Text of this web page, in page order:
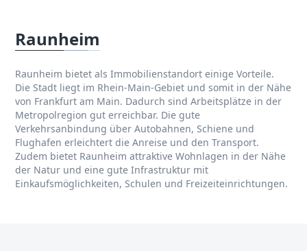
Raunheim
Raunheim bietet als Immobilienstandort einige Vorteile.
Die Stadt liegt im Rhein-Main-Gebiet und somit in der Nähe
von Frankfurt am Main. Dadurch sind Arbeitsplätze in der
Metropolregion gut erreichbar. Die gute
Verkehrsanbindung über Autobahnen, Schiene und
Flughafen erleichtert die Anreise und den Transport.
Zudem bietet Raunheim attraktive Wohnlagen in der Nähe
der Natur und eine gute Infrastruktur mit
Einkaufsmöglichkeiten, Schulen und Freizeiteinrichtungen.